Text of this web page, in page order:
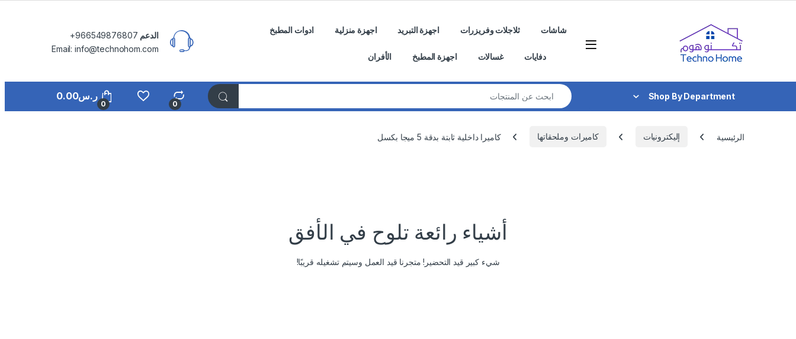
شاشات ثلاجلات وفريزرات اجهزة التبريد اجهزة منزلية ادوات المطبخ
دفايات غسالات اجهزة المطبخ الأفران
الدعم
Email: info@technohom.com
Shop By Department
Search for:
0
0
ر.س0.00
الرئيسية إليكترونيات كاميرات وملحقاتها كاميرا داخلية ثابتة بدقة 5 ميجا بكسل
أشياء رائعة تلوح في الأفق
شيء كبير قيد التحضير! متجرنا قيد العمل وسيتم تشغيله قريبًا!